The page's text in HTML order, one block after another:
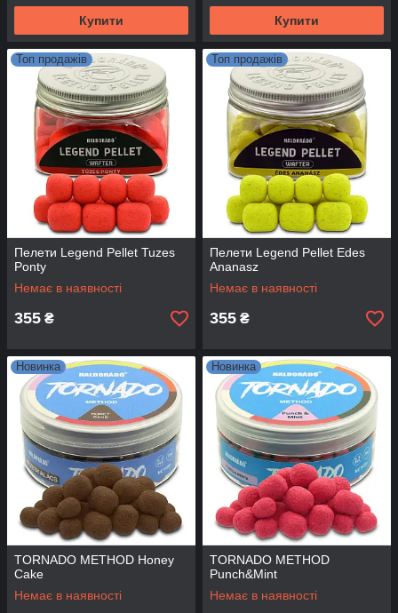
Купити Купити
Топ продажів
Пелети Legend Pellet Tuzes
Ponty
Немає в наявності
355 ₴
Топ продажів
Пелети Legend Pellet Edes
Ananasz
Немає в наявності
355 ₴
Новинка
TORNADO METHOD Honey
Cake
Немає в наявності
Новинка
TORNADO METHOD
Punch&Mint
Немає в наявності